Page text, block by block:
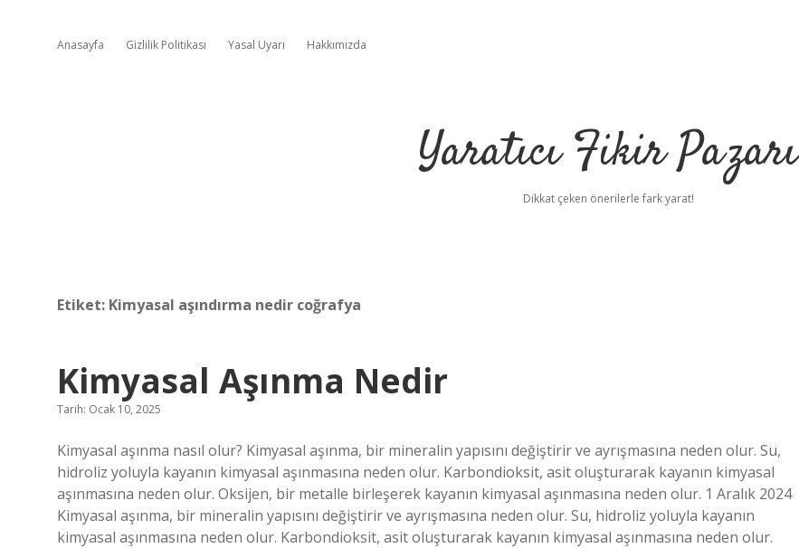
Anasayfa Gizlilik Politikası Yasal Uyarı Hakkımızda
Yaratıcı Fikir Pazarı
Dikkat çeken önerilerle fark yarat!
Etiket: Kimyasal aşındırma nedir coğrafya
Kimyasal Aşınma Nedir
Tarih: Ocak 10, 2025
Kimyasal aşınma nasıl olur? Kimyasal aşınma, bir mineralin yapısını değiştirir ve ayrışmasına neden olur. Su,
hidroliz yoluyla kayanın kimyasal aşınmasına neden olur. Karbondioksit, asit oluşturarak kayanın kimyasal
aşınmasına neden olur. Oksijen, bir metalle birleşerek kayanın kimyasal aşınmasına neden olur. 1 Aralık 2024
Kimyasal aşınma, bir mineralin yapısını değiştirir ve ayrışmasına neden olur. Su, hidroliz yoluyla kayanın
kimyasal aşınmasına neden olur. Karbondioksit, asit oluşturarak kayanın kimyasal aşınmasına neden olur.